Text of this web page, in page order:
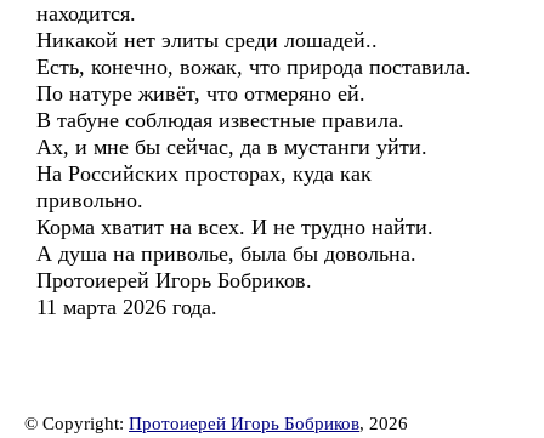
находится.
Никакой нет элиты среди лошадей..
Есть, конечно, вожак, что природа поставила.
По натуре живёт, что отмеряно ей.
В табуне соблюдая известные правила.
Ах, и мне бы сейчас, да в мустанги уйти.
На Российских просторах, куда как
привольно.
Корма хватит на всех. И не трудно найти.
А душа на приволье, была бы довольна.
Протоиерей Игорь Бобриков.
11 марта 2026 года.
© Copyright: Протоиерей Игорь Бобриков, 2026